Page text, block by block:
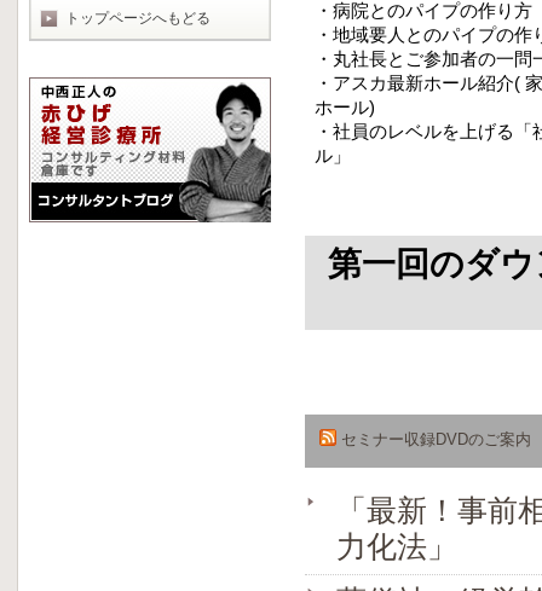
・病院とのパイプの作り方
・地域要人とのパイプの作
・丸社長とご参加者の一問
・アスカ最新ホール紹介(
ホール)
・社員のレベルを上げる
ル」
第一回のダ
セミナー収録DVDのご案内
「最新！事
力化法」
トップページへもどる